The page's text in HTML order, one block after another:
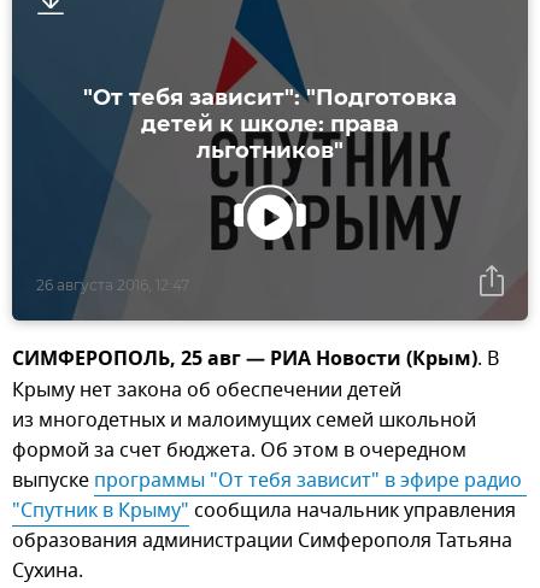
"От тебя зависит": "Подготовка
детей к школе: права
льготников"
26 августа 2016, 12:47
СИМФЕРОПОЛЬ, 25 авг — РИА Новости (Крым). В
Крыму нет закона об обеспечении детей
из многодетных и малоимущих семей школьной
формой за счет бюджета. Об этом в очередном
выпуске программы "От тебя зависит" в эфире радио
"Спутник в Крыму" сообщила начальник управления
образования администрации Симферополя Татьяна
Сухина.